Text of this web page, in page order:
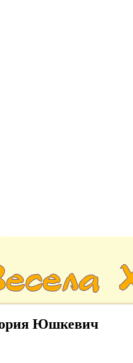
смешные истории,
карикатуры, шаржи, стихи,
Юшкевич